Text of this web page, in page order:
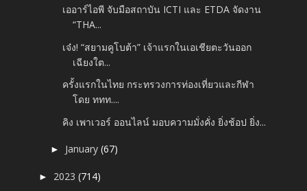
เออาร์ไอพี จับมือสถาบัน ICTI และ ETDA จัดงาน
“THA...
เจ๋ง! “สยามคูโบต้า” เจ้าแรกในเอเชียตะวันออก
เฉียงใต...
ครั้งแรกในไทย กระทรวงการท่องเที่ยวและกีฬา
โดย ททท....
คิง เพาเวอร์ ออนไลน์ มอบความมั่งคั่ง ยิ่งช้อป ยิ่ง...
► January(67)
► 2023(714)